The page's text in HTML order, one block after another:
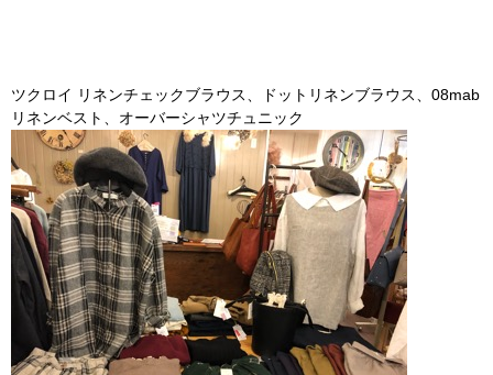
ツクロイ リネンチェックブラウス、ドットリネンブラウス、08mab
リネンベスト、オーバーシャツチュニック